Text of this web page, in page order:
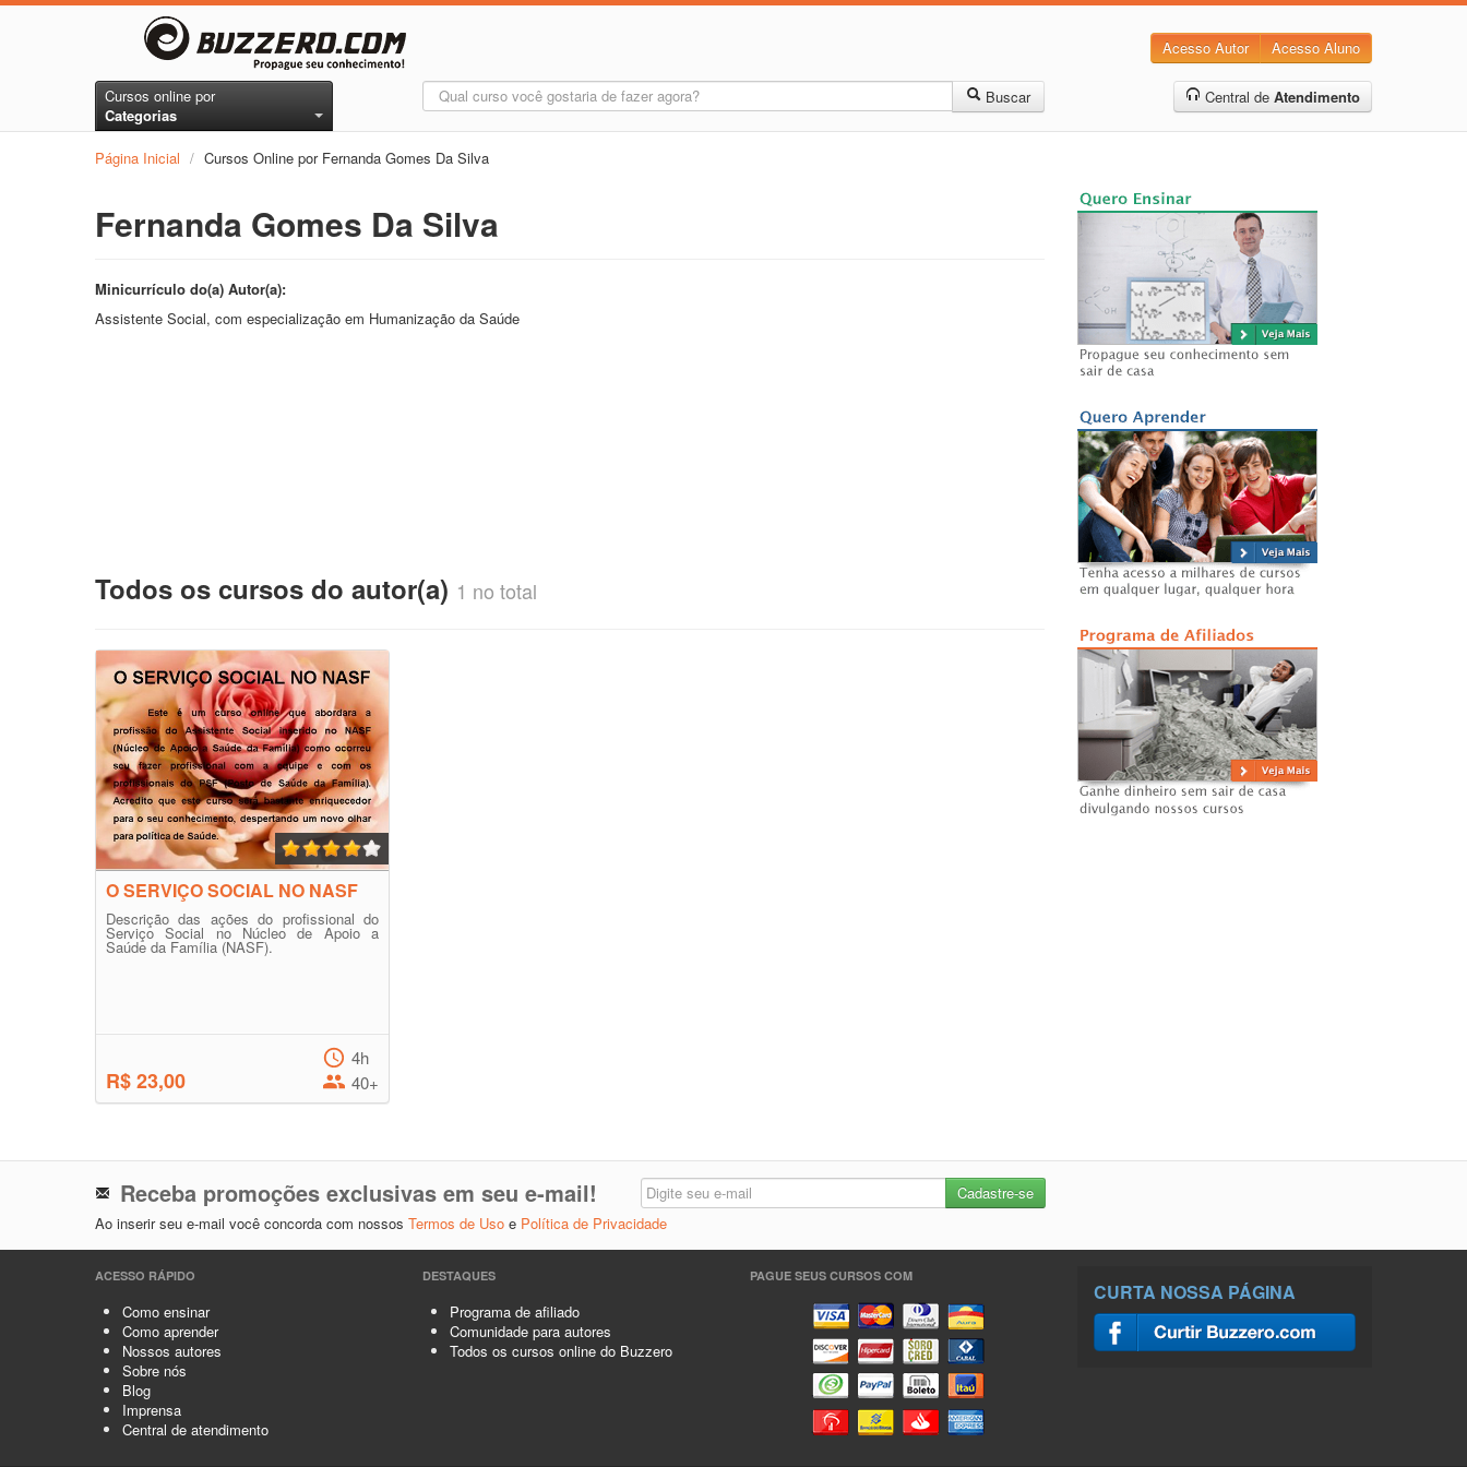
Acesso Autor Acesso Aluno
Cursos online por
Categorias
Buscar Central de Atendimento
Página Inicial / Cursos Online por Fernanda Gomes Da Silva
Fernanda Gomes Da Silva
Minicurrículo do(a) Autor(a):
Assistente Social, com especialização em Humanização da Saúde
Todos os cursos do autor(a) 1 no total
O SERVIÇO SOCIAL NO NASF
Descrição das ações do profissional do
Serviço Social no Núcleo de Apoio a
Saúde da Família (NASF).
R$ 23,00
4h
40+
Receba promoções exclusivas em seu e-mail!
Ao inserir seu e-mail você concorda com nossos Termos de Uso e Política de Privacidade
ACESSO RÁPIDO
Como ensinar
Como aprender
Nossos autores
Sobre nós
Blog
Imprensa
Central de atendimento
DESTAQUES
Programa de afiliado
Comunidade para autores
Todos os cursos online do Buzzero
PAGUE SEUS CURSOS COM
CURTA NOSSA PÁGINA